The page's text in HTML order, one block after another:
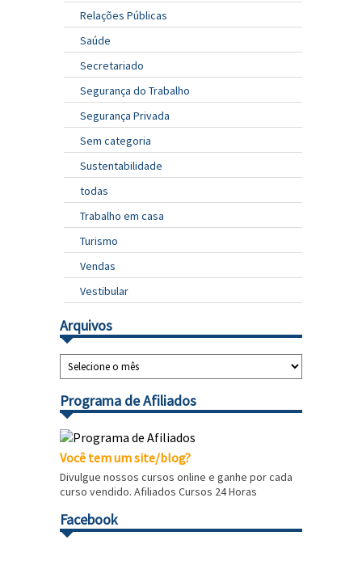
Relações Públicas
Saúde
Secretariado
Segurança do Trabalho
Segurança Privada
Sem categoria
Sustentabilidade
todas
Trabalho em casa
Turismo
Vendas
Vestibular
Arquivos
Programa de Afiliados
Você tem um site/blog?
Divulgue nossos cursos online e ganhe por cada
curso vendido. Afiliados Cursos 24 Horas
Facebook